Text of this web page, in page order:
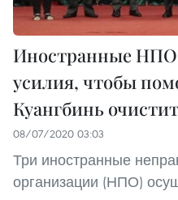
Иностранные
усилия, чтобы
Куангбинь
08/07/2020 03:03
Три иностранные
организации (НПО)